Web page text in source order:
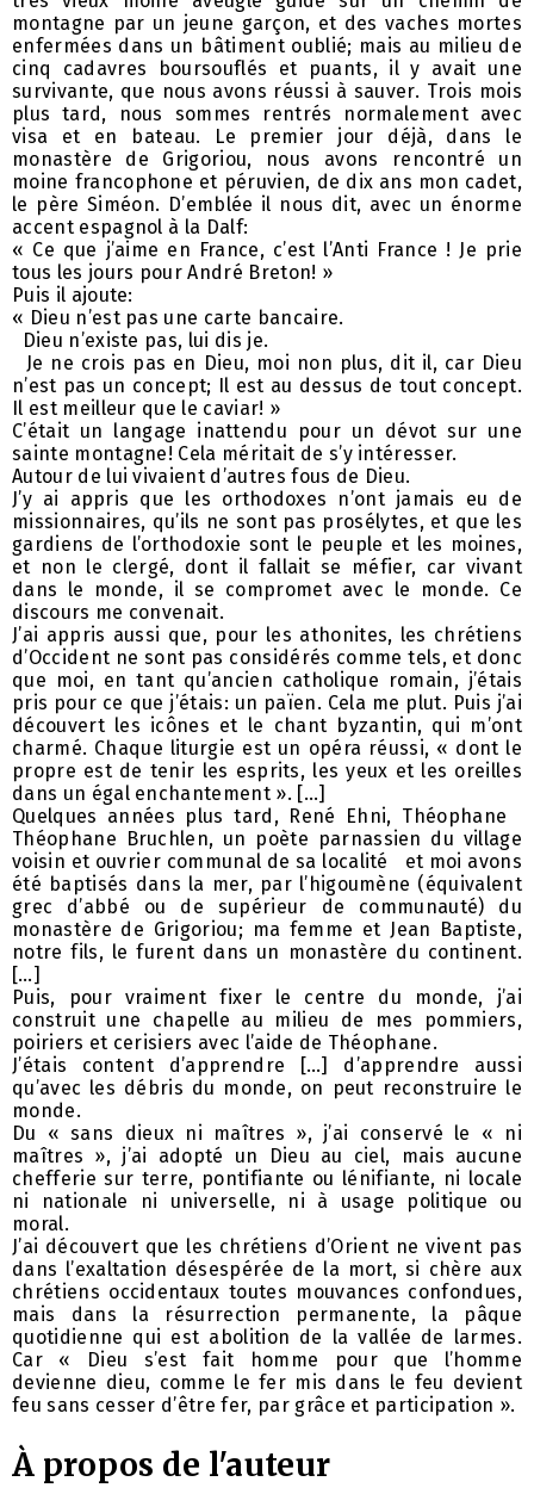
montagne par un jeune garçon, et des vaches mortes
enfermées dans un bâtiment oublié; mais au milieu de
cinq cadavres boursouflés et puants, il y avait une
survivante, que nous avons réussi à sauver. Trois mois
plus tard, nous sommes rentrés normalement avec
visa et en bateau. Le premier jour déjà, dans le
monastère de Grigoriou, nous avons rencontré un
moine francophone et péruvien, de dix ans mon cadet,
le père Siméon. D’emblée il nous dit, avec un énorme
accent espagnol à la Dalf:
« Ce que j’aime en France, c’est l’Anti France ! Je prie
tous les jours pour André Breton! »
Puis il ajoute:
« Dieu n’est pas une carte bancaire.
Dieu n’existe pas, lui dis je.
Je ne crois pas en Dieu, moi non plus, dit il, car Dieu
n’est pas un concept; Il est au dessus de tout concept.
Il est meilleur que le caviar! »
C’était un langage inattendu pour un dévot sur une
sainte montagne! Cela méritait de s’y intéresser.
Autour de lui vivaient d’autres fous de Dieu.
J’y ai appris que les orthodoxes n’ont jamais eu de
missionnaires, qu’ils ne sont pas prosélytes, et que les
gardiens de l’orthodoxie sont le peuple et les moines,
et non le clergé, dont il fallait se méfier, car vivant
dans le monde, il se compromet avec le monde. Ce
discours me convenait.
J’ai appris aussi que, pour les athonites, les chrétiens
d’Occident ne sont pas considérés comme tels, et donc
que moi, en tant qu’ancien catholique romain, j’étais
pris pour ce que j’étais: un païen. Cela me plut. Puis j’ai
découvert les icônes et le chant byzantin, qui m’ont
charmé. Chaque liturgie est un opéra réussi, « dont le
propre est de tenir les esprits, les yeux et les oreilles
dans un égal enchantement ». […]
Quelques années plus tard, René Ehni, Théophane
Théophane Bruchlen, un poète parnassien du village
voisin et ouvrier communal de sa localité et moi avons
été baptisés dans la mer, par l’higoumène (équivalent
grec d’abbé ou de supérieur de communauté) du
monastère de Grigoriou; ma femme et Jean Baptiste,
notre fils, le furent dans un monastère du continent.
[…]
Puis, pour vraiment fixer le centre du monde, j’ai
construit une chapelle au milieu de mes pommiers,
poiriers et cerisiers avec l’aide de Théophane.
J’étais content d’apprendre […] d’apprendre aussi
qu’avec les débris du monde, on peut reconstruire le
monde.
Du « sans dieux ni maîtres », j’ai conservé le « ni
maîtres », j’ai adopté un Dieu au ciel, mais aucune
chefferie sur terre, pontifiante ou lénifiante, ni locale
ni nationale ni universelle, ni à usage politique ou
moral.
J’ai découvert que les chrétiens d’Orient ne vivent pas
dans l’exaltation désespérée de la mort, si chère aux
chrétiens occidentaux toutes mouvances confondues,
mais dans la résurrection permanente, la pâque
quotidienne qui est abolition de la vallée de larmes.
Car « Dieu s’est fait homme pour que l’homme
devienne dieu, comme le fer mis dans le feu devient
feu sans cesser d’être fer, par grâce et participation ».
À propos de l'auteur